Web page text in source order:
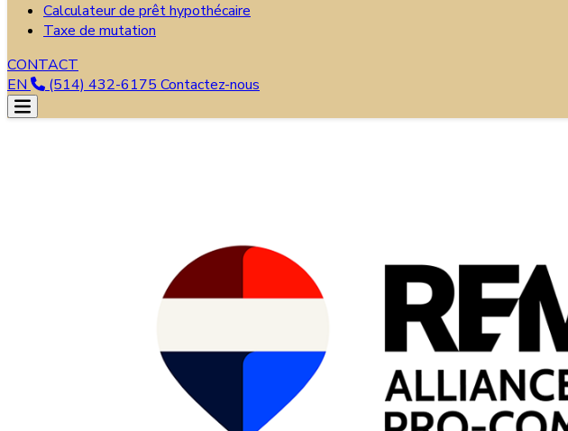
Calculateur de prêt hypothécaire
Taxe de mutation
CONTACT
EN
(514) 432-6175 Contactez-nous